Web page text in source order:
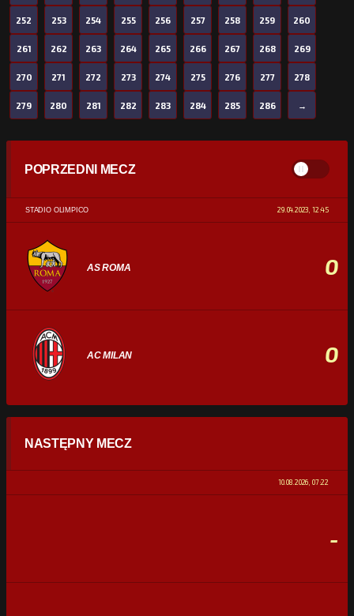
252 253 254 255 256 257 258 259 260
261 262 263 264 265 266 267 268 269
270 271 272 273 274 275 276 277 278
279 280 281 282 283 284 285 286 →
POPRZEDNI MECZ
STADIO OLIMPICO 29.04.2023, 12:45
AS ROMA 0
AC MILAN 0
STATYSTYKI
0% 100%
NASTĘPNY MECZ
10.08.2026, 07:22
-